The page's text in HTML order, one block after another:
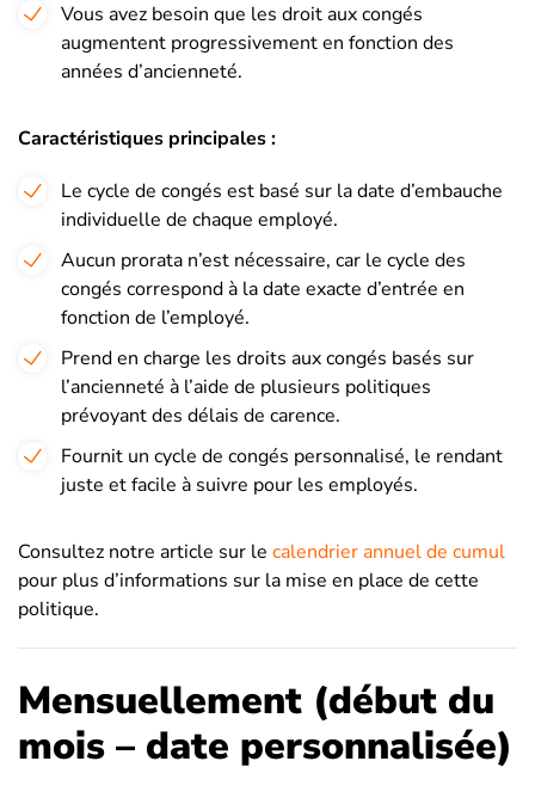
Vous avez besoin que les droit aux congés
augmentent progressivement en fonction des
années d’ancienneté.
Caractéristiques principales :
Le cycle de congés est basé sur la date d’embauche
individuelle de chaque employé.
Aucun prorata n’est nécessaire, car le cycle des
congés correspond à la date exacte d’entrée en
fonction de l’employé.
Prend en charge les droits aux congés basés sur
l’ancienneté à l’aide de plusieurs politiques
prévoyant des délais de carence.
Fournit un cycle de congés personnalisé, le rendant
juste et facile à suivre pour les employés.
Consultez notre article sur le calendrier annuel de cumul
pour plus d’informations sur la mise en place de cette
politique.
Mensuellement (début du
mois – date personnalisée)